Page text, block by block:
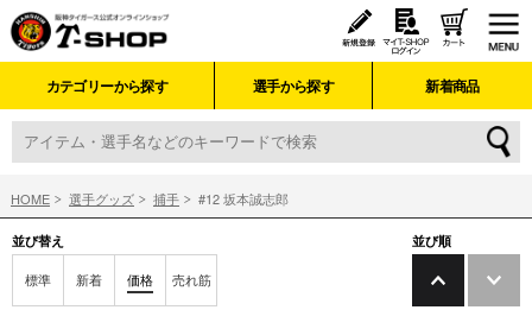
カテゴリーから探す 選手から探す 新着商品
HOME 選手グッズ 捕手 #12 坂本誠志郎
並び替え
標準 新着 価格 売れ筋
並び順